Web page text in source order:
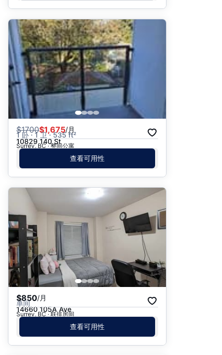
$1700$1,675/月
1 卧 · 1 卫 · 535 ft²
10829 140 St
Surrey, BC · 整间公寓
查看可用性
$850/月
单间
14660 105A Ave
Surrey, BC · 联排房间
查看可用性